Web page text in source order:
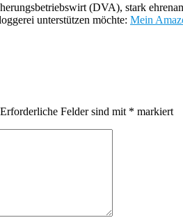
(DVA), stark
unterstützen möchte: Mein
Erforderliche Felder sind mit * markiert